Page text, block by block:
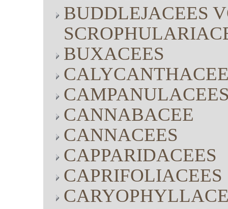
BUDDLEJACEES
BUXACEES
CANNABACEE
CANNACEES
CAPPARIDACEES
CAPRIFOLIACEES